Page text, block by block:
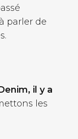
parler de
il y a
les